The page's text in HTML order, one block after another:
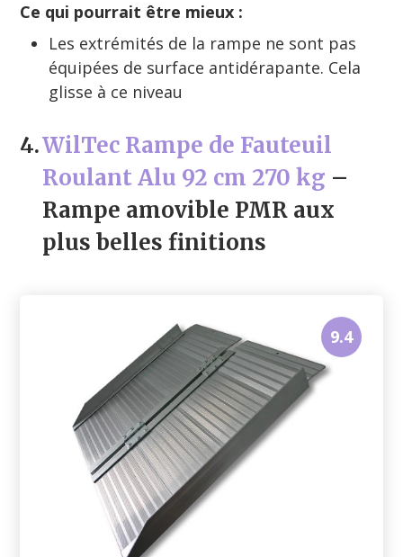
Ce qui pourrait être mieux :
Les extrémités de la rampe ne sont pas
équipées de surface antidérapante. Cela
glisse à ce niveau
4.WilTec Rampe de Fauteuil
Roulant Alu 92 cm 270 kg –
Rampe amovible PMR aux
plus belles finitions
9.4